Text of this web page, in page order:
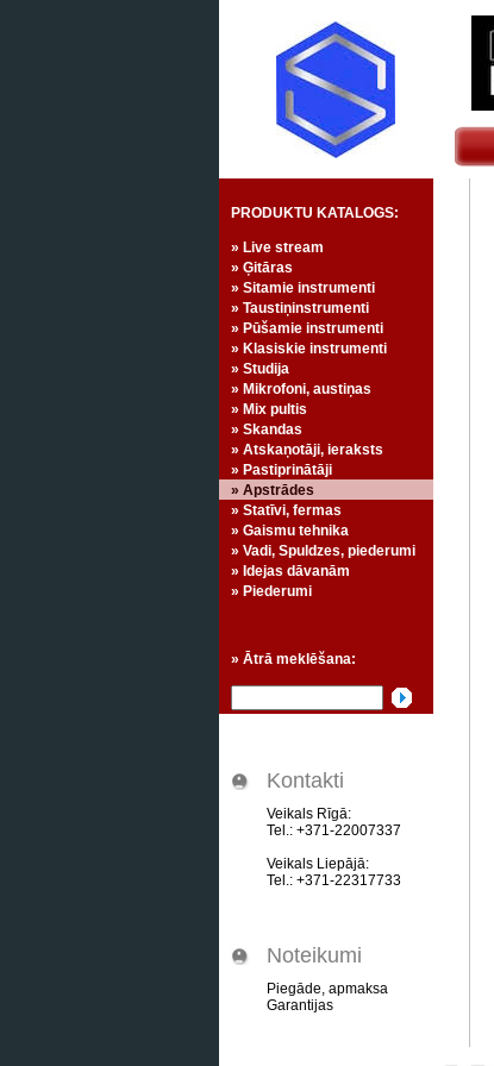
PRODUKTU KATALOGS:
» Live stream
» Ģitāras
» Sitamie instrumenti
» Taustiņinstrumenti
» Pūšamie instrumenti
» Klasiskie instrumenti
» Studija
» Mikrofoni, austiņas
» Mix pultis
» Skandas
» Atskaņotāji, ieraksts
» Pastiprinātāji
» Apstrādes
» Statīvi, fermas
» Gaismu tehnika
» Vadi, Spuldzes, piederumi
» Idejas dāvanām
» Piederumi
» Ātrā meklēšana:
Kontakti
Veikals Rīgā:
Tel.: +371-22007337
Veikals Liepājā:
Tel.: +371-22317733
Noteikumi
Piegāde, apmaksa
Garantijas